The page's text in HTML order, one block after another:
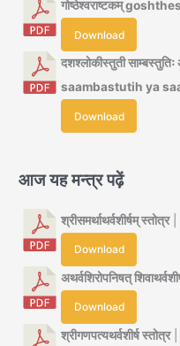
गोष्ठेश्वराष्टकम्
Download
दशश्लोकीस्तुती
saambastutih ya
Download
आज यह मन्त्र पढ़ें
श्रीसमर्थाथर्वशीर्षम् स्तोत्र|
Download
अथर्वशिरोपनिषत्
Download
श्रीगणपत्यथर्वशीर्ष स्तोत्र|